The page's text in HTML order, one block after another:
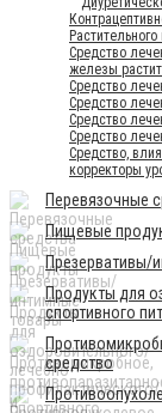
Средство
железы
Средство
Средство
Средство
Средство
Средство,
корректоры
Перевязочные
Пищевые
Презервативы/
Продукты для
спортивного
средство